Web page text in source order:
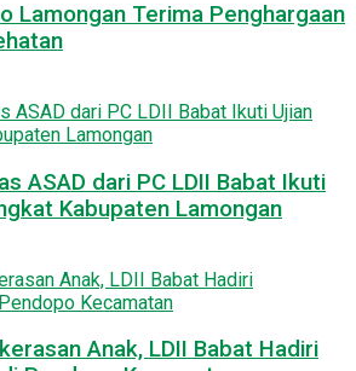
Lamongan Terima Penghargaan
ASAD dari PC LDII Babat Ikuti
Kabupaten Lamongan
Anak, LDII Babat Hadiri